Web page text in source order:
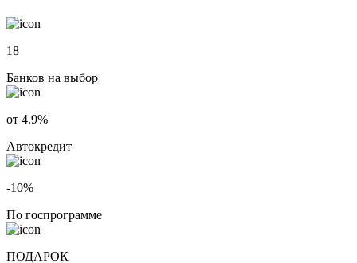
18
Банков на выбор
от 4.9%
Автокредит
-10%
По госпрограмме
ПОДАРОК